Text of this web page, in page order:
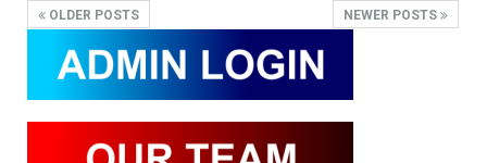
OLDER POSTS NEWER POSTS